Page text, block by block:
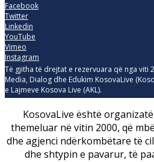
Facebook
Twitter
Linkedin
YouTube
Vimeo
Instagram
Të gjitha të drejtat e rezervuara që nga viti
Media, Dialog dhe Edukim KosovaLive
e Lajmeve Kosova Live (AKL).
KosovaLive është
themeluar në vitin 2000, që
dhe agjenci ndërkombëtare të
dhe shtypin e pavarur, të